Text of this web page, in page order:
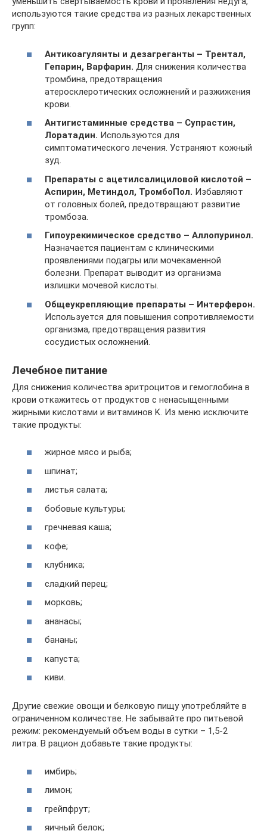
используются такие средства из разных лекарственных
групп:
Антикоагулянты и дезагреганты – Трентал,
Гепарин, Варфарин. Для снижения количества
тромбина, предотвращения
атеросклеротических осложнений и разжижения
крови.
Антигистаминные средства – Супрастин,
Лоратадин. Используются для
симптоматического лечения. Устраняют кожный
зуд.
Препараты с ацетилсалициловой кислотой –
Аспирин, Метиндол, ТромбоПол. Избавляют
от головных болей, предотвращают развитие
тромбоза.
Гипоурекимическое средство – Аллопуринол.
Назначается пациентам с клиническими
проявлениями подагры или мочекаменной
болезни. Препарат выводит из организма
излишки мочевой кислоты.
Общеукрепляющие препараты – Интерферон.
Используется для повышения сопротивляемости
организма, предотвращения развития
сосудистых осложнений.
Лечебное питание
Для снижения количества эритроцитов и гемоглобина в
крови откажитесь от продуктов с ненасыщенными
жирными кислотами и витаминов K. Из меню исключите
такие продукты:
жирное мясо и рыба;
шпинат;
листья салата;
бобовые культуры;
гречневая каша;
кофе;
клубника;
сладкий перец;
морковь;
ананасы;
бананы;
капуста;
киви.
Другие свежие овощи и белковую пищу употребляйте в
ограниченном количестве. Не забывайте про питьевой
режим: рекомендуемый объем воды в сутки – 1,5-2
литра. В рацион добавьте такие продукты:
имбирь;
лимон;
грейпфрут;
яичный белок;